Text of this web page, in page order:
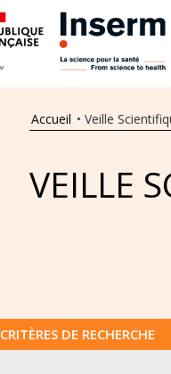
Accueil • Veille
VEILLE
CRITÈRES DE RECHERCHE